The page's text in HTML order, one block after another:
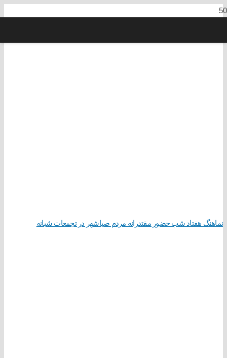
نماهنگ هفتاد شب حضور مقتدرانه مردم صباشهر در تجمعات شبانه